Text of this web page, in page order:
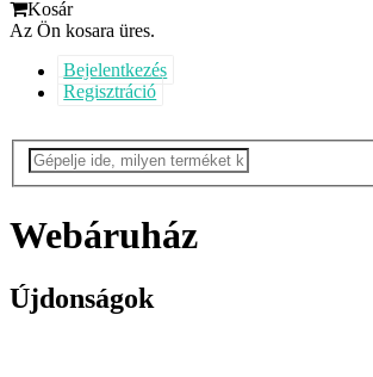
Kosár
Az Ön kosara üres.
Bejelentkezés
Regisztráció
Webáruház
Újdonságok